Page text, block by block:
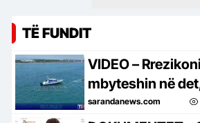
TË FUNDIT
VIDEO –
mbyteshin në
shpëton në
sarandanews.com